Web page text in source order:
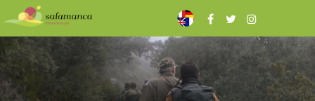
to
main
content